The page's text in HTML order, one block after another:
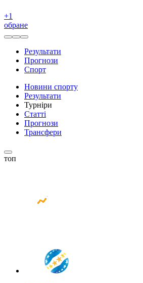
+1
обране
Результати
Прогнози
Спорт
Новини спорту
Результати
Турніри
Статті
Прогнози
Трансфери
топ